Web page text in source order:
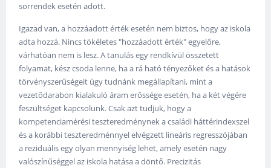
sorrendek esetén adott.
Igazad van, a hozzáadott érték esetén nem biztos, hogy az iskola
adta hozzá. Nincs tökéletes "hozzáadott érték" egyelőre,
várhatóan nem is lesz. A tanulás egy rendkívül összetett
folyamat, kész csoda lenne, ha a rá ható tényezőket és a hatások
törvényszerűségeit úgy tudnánk megállapítani, mint a
vezetődarabon kialakuló áram erőssége esetén, ha a két végére
feszültséget kapcsolunk. Csak azt tudjuk, hogy a
kompetenciamérési teszteredménynek a családi háttérindexszel
és a korábbi teszteredménnyel elvégzett lineáris regresszójában
a reziduális egy olyan mennyiség lehet, amely esetén nagy
valószínűséggel az iskola hatása a döntő. Precizitás